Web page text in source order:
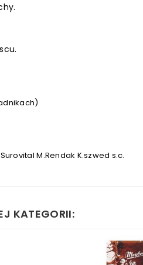
Surovital M.Rendak K.szwed s.c.
KATEGORII: